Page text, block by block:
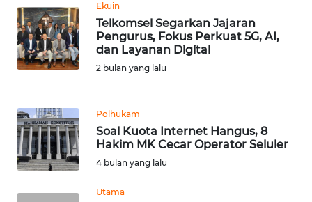
Ekuin
Telkomsel Segarkan Jajaran
Pengurus, Fokus Perkuat 5G, AI,
dan Layanan Digital
2 bulan yang lalu
Polhukam
Soal Kuota Internet Hangus, 8
Hakim MK Cecar Operator Seluler
4 bulan yang lalu
Utama
SIBER
REDAKSI
DISCLAIMER
Wahana
News